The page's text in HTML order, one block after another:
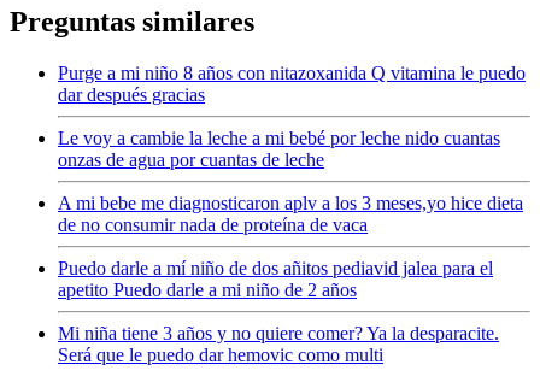
Preguntas similares
Purge a mi niño 8 años con nitazoxanida Q vitamina le puedo
dar después gracias
Le voy a cambie la leche a mi bebé por leche nido cuantas
onzas de agua por cuantas de leche
A mi bebe me diagnosticaron aplv a los 3 meses,yo hice dieta
de no consumir nada de proteína de vaca
Puedo darle a mí niño de dos añitos pediavid jalea para el
apetito Puedo darle a mi niño de 2 años
Mi niña tiene 3 años y no quiere comer? Ya la desparacite.
Será que le puedo dar hemovic como multi